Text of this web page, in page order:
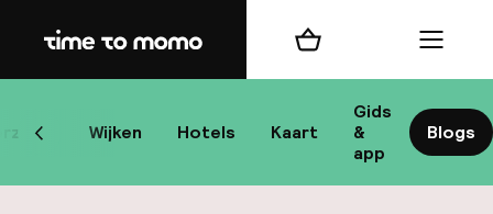
Home
Wijken Hotels Kaart
Gids
&
app
Blogs
Scroll naar links
Winkelmand Menu